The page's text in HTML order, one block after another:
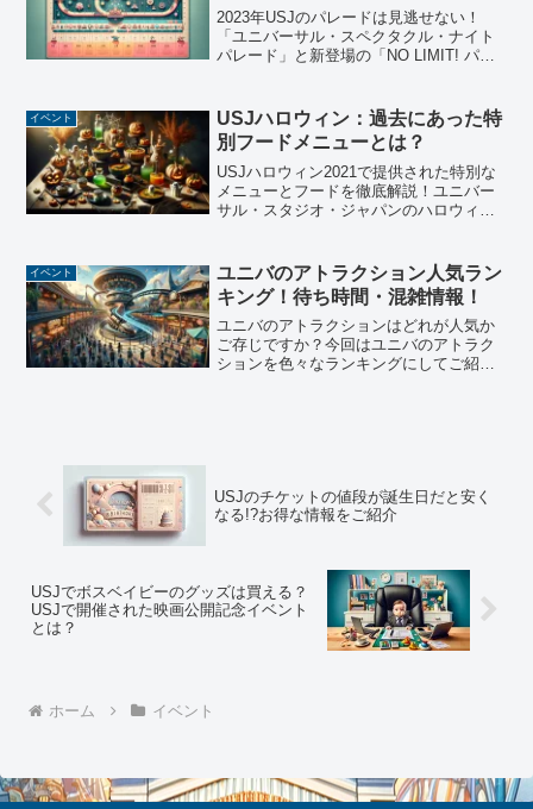
2023年USJのパレードは見逃せない！
「ユニバーサル・スペクタクル・ナイト
パレード」と新登場の「NO LIMIT! パレ
イベント
USJハロウィン：過去にあった特
別フードメニューとは？
USJハロウィン2021で提供された特別な
メニューとフードを徹底解説！ユニバー
サル・スタジオ・ジャパンのハロウィン
お届けします。
イベント
ユニバのアトラクション人気ラン
キング！待ち時間・混雑情報！
ユニバのアトラクションはどれが人気か
ご存じですか？今回はユニバのアトラク
ションを色々なランキングにしてご紹介
USJのチケットの値段が誕生日だと安く
なる!?お得な情報をご紹介
USJでボスベイビーのグッズは買える？
USJで開催された映画公開記念イベント
とは？
ホーム イベント